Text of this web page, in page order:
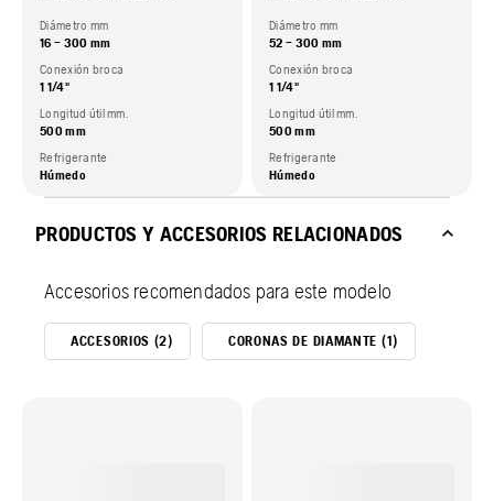
Diámetro mm
16 – 300 mm
Conexión broca
1 1/4"
Longitud útil mm.
500 mm
Refrigerante
Húmedo
Diámetro mm
52 – 300 mm
Conexión broca
1 1/4"
Longitud útil mm.
500 mm
Refrigerante
Húmedo
PRODUCTOS Y ACCESORIOS RELACIONADOS
Accesorios recomendados para este modelo
ACCESORIOS (2) CORONAS DE DIAMANTE (1)